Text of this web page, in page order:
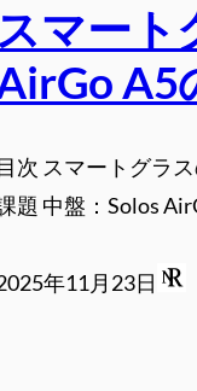
マート
A5
次 スマートグラ
題 中盤：Solos
年11月23日